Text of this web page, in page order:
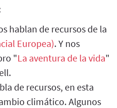
hablan de recursos de la
Europea). Y nos
"La aventura de la vida"
de recursos, en esta
climático. Algunos